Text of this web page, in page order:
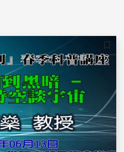
，所推論出來的理論模型。
儲存